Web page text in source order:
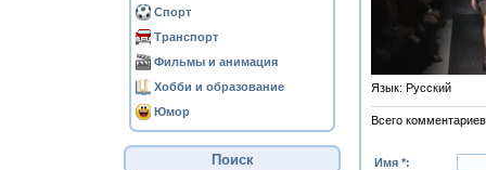
Спорт
Транспорт
Фильмы и анимация
Хобби и образование
Юмор
Поиск
Язык: Русский
Всего комментариев
Имя *: